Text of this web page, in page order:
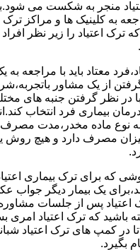
منجر به شکست می
به کلینیک ها و مراکز ترک
ترک اعتیاد را زیر نظر
معتاد باید با مراجعه
از یک مشاور
در نظر گرفتن جنبه های
بیماری فرد انتخاب
به نوع ماده مخدر،مدت
مصرف دارد و هیچ روش
که برای ترک بیماری
یک بیمار دیگر جواب
اعتیاد پس از جلسات
باشید که ترک اعتیاد
در کمپ های ترک اعتیاد
بگیرد.